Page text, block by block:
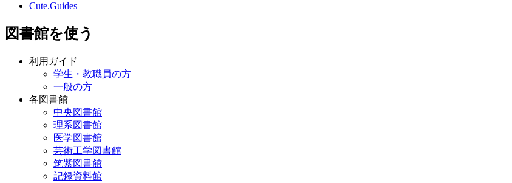
Cute.Guides
図書館を使う
利用ガイド
学生・教職員の方
一般の方
各図書館
中央図書館
理系図書館
医学図書館
芸術工学図書館
筑紫図書館
記録資料館